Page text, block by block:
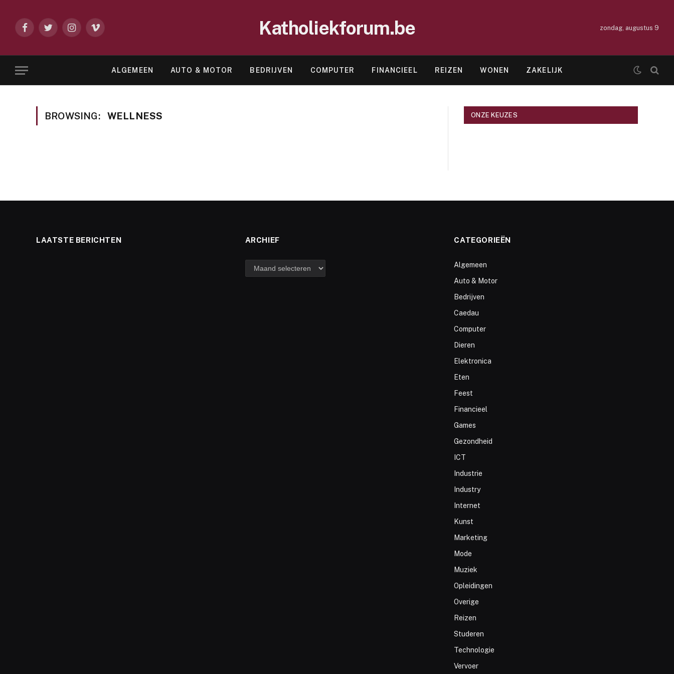
FacebookTwitterInstagram
Vimeo Katholiekforum.be zondag, augustus 9
ALGEMEEN AUTO & MOTOR BEDRIJVEN COMPUTER FINANCIEEL REIZEN WONEN ZAKELIJK
BROWSING: WELLNESS ONZE KEUZES
LAATSTE BERICHTEN ARCHIEF
archief
CATEGORIEËN
Algemeen
Auto & Motor
Bedrijven
Caedau
Computer
Dieren
Elektronica
Eten
Feest
Financieel
Games
Gezondheid
ICT
Industrie
Industry
Internet
Kunst
Marketing
Mode
Muziek
Opleidingen
Overige
Reizen
Studeren
Technologie
Vervoer